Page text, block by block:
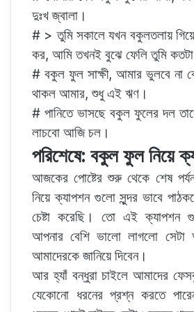
দুঃখ জ্বালা।
# > তুমি সকালে যখন বকুলতলায়
কর, আমি তখনই বুঝে ফেলি তুমি কতটা
# বকুল ফুল সাক্ষী, আমার ভুলবে না
থাকল আমার, শুধু এই ঋণ।
# পানিতে ভাসছে বকুল ফুলের দল
লাচবো আজি চল।
পরিশেষে: বকুল ফুল নিয়ে
আজকের পোষ্টের শুরু থেকে শেষ
নিয়ে ক্যাপশন গুলো সুন্দর ভাবে
চেষ্টা করেছি। তো এই ক্যাপশন
আপনার বেশি ভালো লাগলো সেটা
আমাদেরকে জানিয়ে দিবেন।
আর হ্যাঁ বন্ধুরা চাইলে আমাদের
যেকোনো ধরনের প্রশ্ন করতে